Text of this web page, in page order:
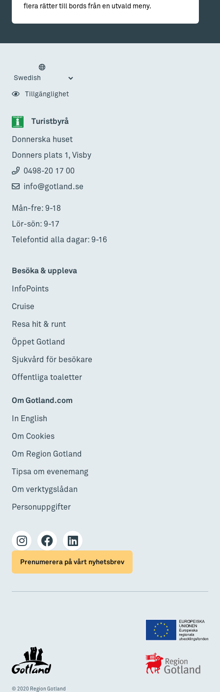
flera rätter till bords från en utvald meny.
Turistbyrå
Donnerska huset
Donners plats 1, Visby
0498-20 17 00
info@gotland.se
Mån-fre: 9-18
Lör-sön: 9-17
Telefontid alla dagar: 9-16
Besöka & uppleva
InfoPoints
Cruise
Resa hit & runt
Öppet Gotland
Sjukvård för besökare
Offentliga toaletter
Om Gotland.com
In English
Om Cookies
Om Region Gotland
Tipsa om evenemang
Om verktygslådan
Personuppgifter
Tillgänglighet
Prenumerera på vårt nyhetsbrev
© 2020 Region Gotland